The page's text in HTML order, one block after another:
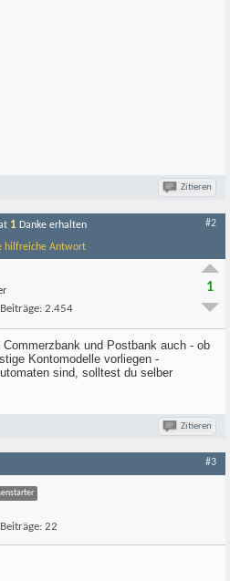
Zitieren
1 Danke erhalten
hilfreiche Antwort
#2
Beiträge: 2.454
1
und Postbank auch - ob
Kontomodelle vorliegen -
sind, solltest du selber
Zitieren
#3
Beiträge: 22